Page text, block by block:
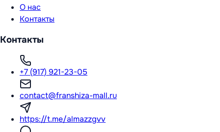
О нас
Контакты
Контакты
+7 (917) 921-23-05
contact@franshiza-mall.ru
https://t.me/almazzgvv